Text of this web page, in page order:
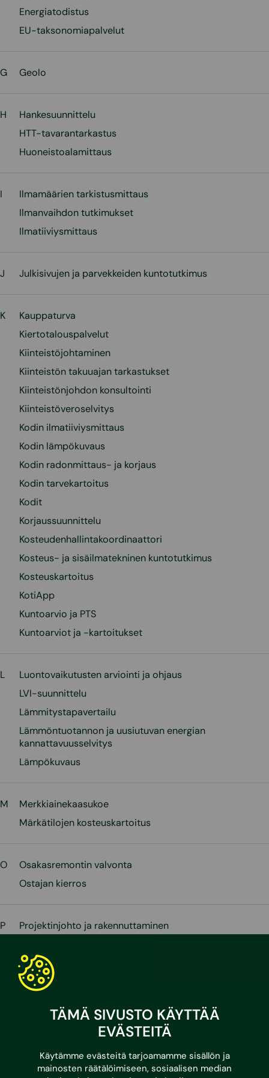
TÄMÄ SIVUSTO KÄYTTÄÄ
EVÄSTEITÄ
Käytämme evästeitä tarjoamamme sisällön ja
mainosten räätälöimiseen, sosiaalisen median
Energiatodistus
EU-taksonomiapalvelut
G Geolo
H
Hankesuunnittelu
HTT-tavarantarkastus
Huoneistoalamittaus
I
Ilmamäärien tarkistusmittaus
Ilmanvaihdon tutkimukset
Ilmatiiviysmittaus
J Julkisivujen ja parvekkeiden kuntotutkimus
K
Kauppaturva
Kiertotalouspalvelut
Kiinteistöjohtaminen
Kiinteistön takuuajan tarkastukset
Kiinteistönjohdon konsultointi
Kiinteistöveroselvitys
Kodin ilmatiiviysmittaus
Kodin lämpökuvaus
Kodin radonmittaus- ja korjaus
Kodin tarvekartoitus
Kodit
Korjaussuunnittelu
Kosteudenhallintakoordinaattori
Kosteus- ja sisäilmatekninen kuntotutkimus
Kosteuskartoitus
KotiApp
Kuntoarvio ja PTS
Kuntoarviot ja -kartoitukset
L
Luontovaikutusten arviointi ja ohjaus
LVI-suunnittelu
Lämmitystapavertailu
Lämmöntuotannon ja uusiutuvan energian
kannattavuusselvitys
Lämpökuvaus
M
Merkkiainekaasukoe
Märkätilojen kosteuskartoitus
O
Osakasremontin valvonta
Ostajan kierros
P
Projektinjohto ja rakennuttaminen
Putkistojen ja viemäreiden tutkimukset
Päästölaskenta ja ilmastotiekartta
Radonmittaus ja -korjaus
Rakennusautomaatiosuunnittelu